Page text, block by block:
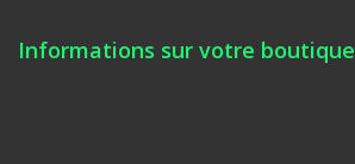
Informations sur votre boutique